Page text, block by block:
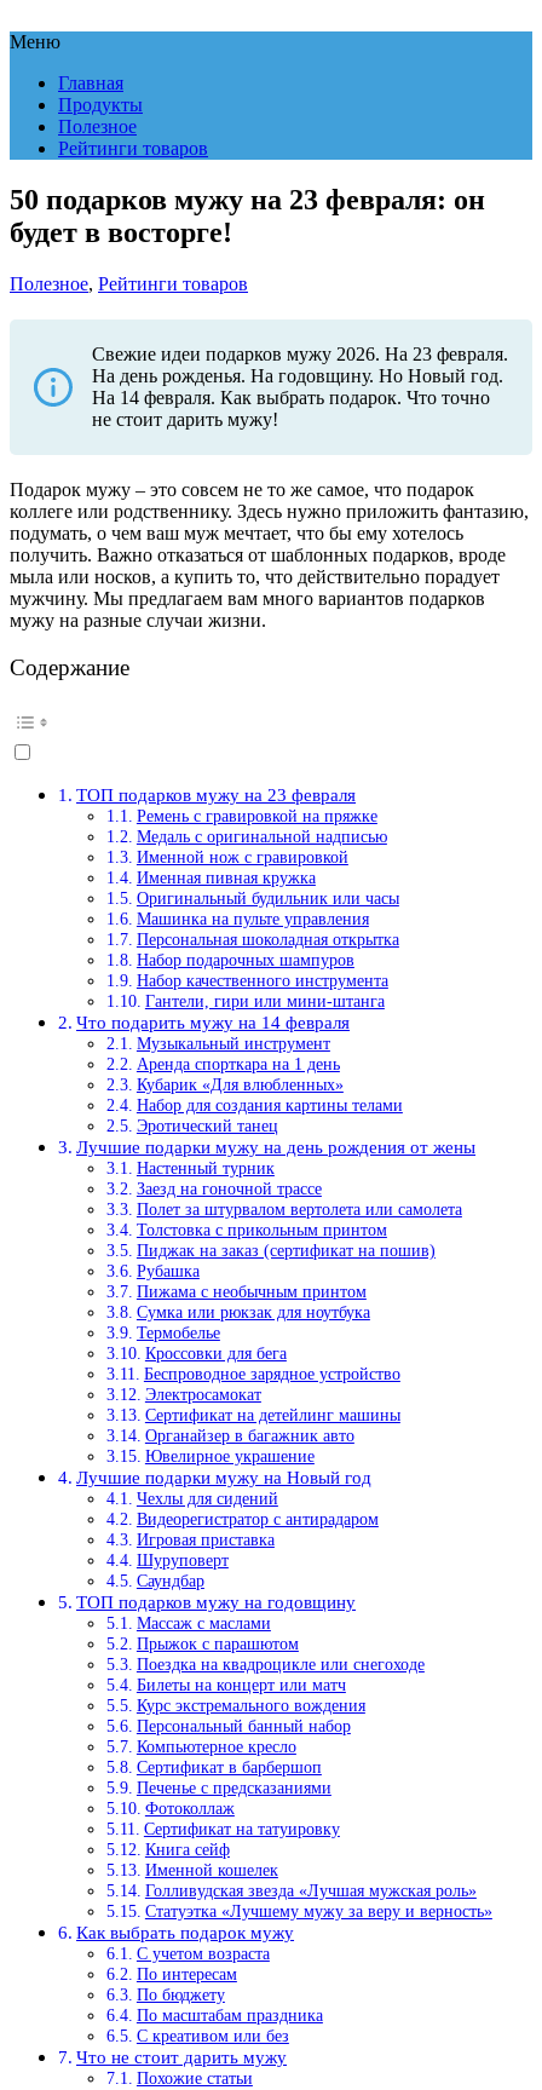
Меню
Главная
Продукты
Полезное
Рейтинги товаров
50 подарков мужу на 23 февраля: он
будет в восторге!
Полезное, Рейтинги товаров
Свежие идеи подарков мужу 2026. На 23 февраля.
На день рожденья. На годовщину. Но Новый год.
На 14 февраля. Как выбрать подарок. Что точно
не стоит дарить мужу!
Подарок мужу – это совсем не то же самое, что подарок
коллеге или родственнику. Здесь нужно приложить фантазию,
подумать, о чем ваш муж мечтает, что бы ему хотелось
получить. Важно отказаться от шаблонных подарков, вроде
мыла или носков, а купить то, что действительно порадует
мужчину. Мы предлагаем вам много вариантов подарков
мужу на разные случаи жизни.
Содержание
ТОП подарков мужу на 23 февраля
Ремень с гравировкой на пряжке
Медаль с оригинальной надписью
Именной нож с гравировкой
Именная пивная кружка
Оригинальный будильник или часы
Машинка на пульте управления
Персональная шоколадная открытка
Набор подарочных шампуров
Набор качественного инструмента
Гантели, гири или мини-штанга
Что подарить мужу на 14 февраля
Музыкальный инструмент
Аренда спорткара на 1 день
Кубарик «Для влюбленных»
Набор для создания картины телами
Эротический танец
Лучшие подарки мужу на день рождения от жены
Настенный турник
Заезд на гоночной трассе
Полет за штурвалом вертолета или самолета
Толстовка с прикольным принтом
Пиджак на заказ (сертификат на пошив)
Рубашка
Пижама с необычным принтом
Сумка или рюкзак для ноутбука
Термобелье
Кроссовки для бега
Беспроводное зарядное устройство
Электросамокат
Сертификат на детейлинг машины
Органайзер в багажник авто
Ювелирное украшение
Лучшие подарки мужу на Новый год
Чехлы для сидений
Видеорегистратор с антирадаром
Игровая приставка
Шуруповерт
Саундбар
ТОП подарков мужу на годовщину
Массаж с маслами
Прыжок с парашютом
Поездка на квадроцикле или снегоходе
Билеты на концерт или матч
Курс экстремального вождения
Персональный банный набор
Компьютерное кресло
Сертификат в барбершоп
Печенье с предсказаниями
Фотоколлаж
Сертификат на татуировку
Книга сейф
Именной кошелек
Голливудская звезда «Лучшая мужская роль»
Статуэтка «Лучшему мужу за веру и верность»
Как выбрать подарок мужу
С учетом возраста
По интересам
По бюджету
По масштабам праздника
С креативом или без
Что не стоит дарить мужу
Похожие статьи